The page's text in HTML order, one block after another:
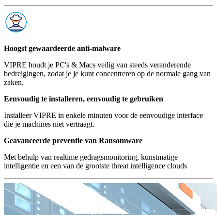
Hoogst gewaardeerde anti-malware
VIPRE houdt je PC's & Macs veilig van steeds veranderende
bedreigingen, zodat je je kunt concentreren op de normale gang van
zaken.
Eenvoudig te installeren, eenvoudig te gebruiken
Installeer VIPRE in enkele minuten voor de eenvoudige interface
die je machines niet vertraagt.
Geavanceerde preventie van Ransomware
Met behulp van realtime gedragsmonitoring, kunstmatige
intelligentie en een van de grootste threat intelligence clouds